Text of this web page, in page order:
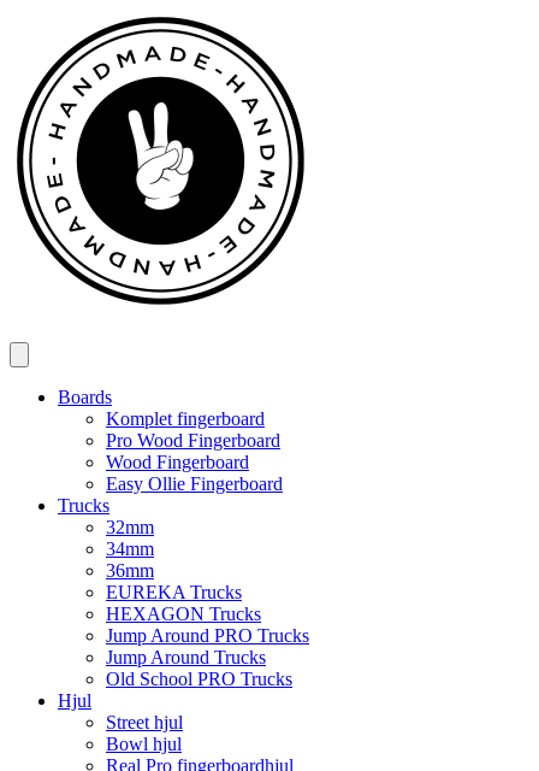
indhold
Boards
Komplet fingerboard
Pro Wood Fingerboard
Wood Fingerboard
Easy Ollie Fingerboard
Trucks
32mm
34mm
36mm
EUREKA Trucks
HEXAGON Trucks
Jump Around PRO Trucks
Jump Around Trucks
Old School PRO Trucks
Hjul
Street hjul
Bowl hjul
Real Pro fingerboardhjul